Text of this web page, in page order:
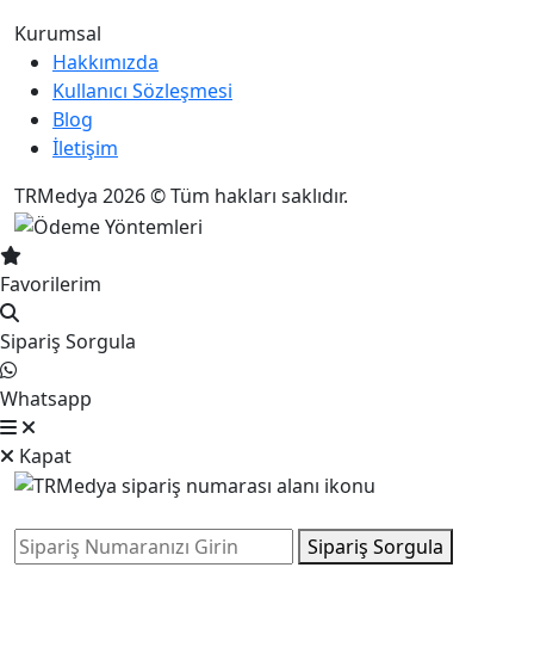
Kurumsal
Hakkımızda
Kullanıcı Sözleşmesi
Blog
İletişim
TRMedya 2026 © Tüm hakları saklıdır.
Favorilerim
Sipariş Sorgula
Whatsapp
Kapat
Sipariş Sorgula